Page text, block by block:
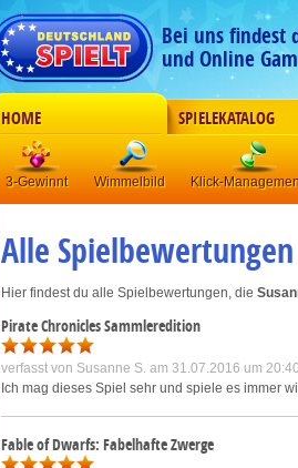
Bei uns findest
und Online
HOME SPIELEKATALOG
3-Gewinnt Wimmelbild Klick-
Alle Spielbewertungen
Hier findest du alle Spielbewertungen, die
Pirate Chronicles Sammleredition
verfasst von Susanne S. am 31.07.2016 um 20:40
Ich mag dieses Spiel sehr und spiele es immer
Fable of Dwarfs: Fabelhafte Zwerge